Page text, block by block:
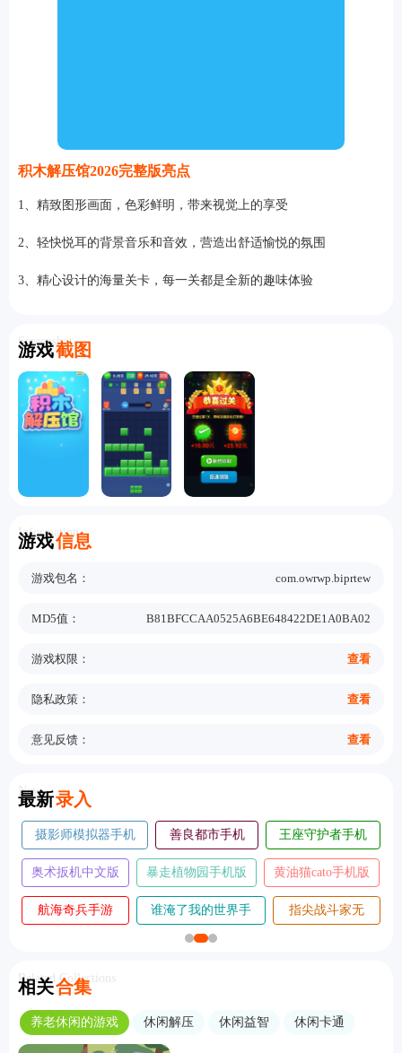
积木解压馆2026完整版亮点
1、精致图形画面，色彩鲜明，带来视觉上的享受
2、轻快悦耳的背景音乐和音效，营造出舒适愉悦的氛围
3、精心设计的海量关卡，每一关都是全新的趣味体验
游戏截图
Screenshot
游戏信息
Information
游戏包名： com.owrwp.biprtew
MD5值： B81BFCCAA0525A6BE648422DE1A0BA02
游戏权限： 查看
隐私政策： 查看
意见反馈： 查看
最新录入
New
摄影师模拟器手机
版
善良都市手机
版
王座守护者手机
版
奥术扳机中文版
暴走植物园手机版 黄油猫cato手机版
航海奇兵手游
谁淹了我的世界手
机版
指尖战斗家无
相关合集
Related Collections
养老休闲的游戏 休闲解压 休闲益智 休闲卡通